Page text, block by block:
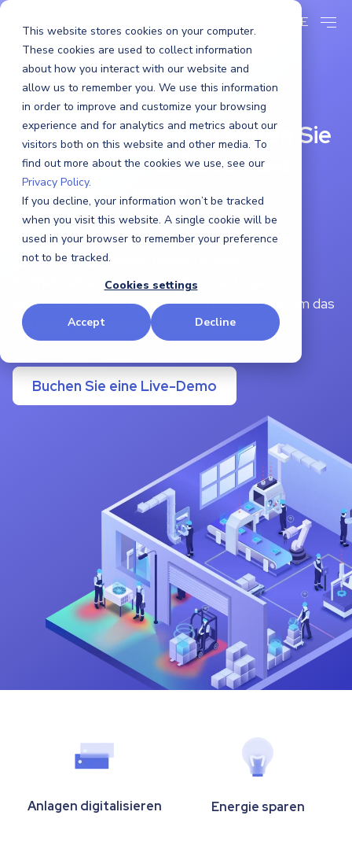
This website stores cookies on your computer.
These cookies are used to collect information
about how you interact with our website and
allow us to remember you. We use this information
in order to improve and customize your browsing
experience and for analytics and metrics about our
visitors both on this website and other media. To
find out more about the cookies we use, see our
Privacy Policy.
If you decline, your information won’t be tracked
when you visit this website. A single cookie will be
used in your browser to remember your preference
not to be tracked.
Cookies settings
Accept Decline
DE
CLASP
Sparen Sie Geld. Arbeiten Sie
intelligenter. Erfassen Sie
wertvolle Daten.
Die Schlüssel zu Effizienz, Nachhaltigkeit und
Kostensenkung liegen bereits in Ihren
Betriebsabläufen. Überwachen, verfolgen und
lokalisieren Sie alle entscheidenden Schritte, um das
Potenzial verborgener Daten aufzudecken.
Buchen Sie eine Live-Demo
Anlagen digitalisieren Energie sparen